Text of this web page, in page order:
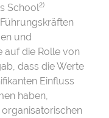
School2)
und
auf die Rolle von
dass die Werte
Einfluss
haben,